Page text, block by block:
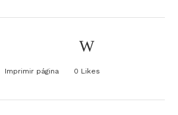
Imprimir página 0 Likes